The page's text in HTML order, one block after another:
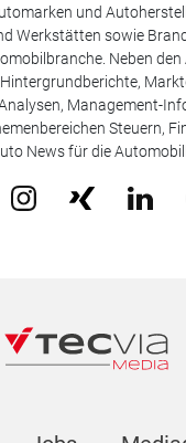
und
Werkstätten sowie
Neben
Management-
Steuern,
News für die